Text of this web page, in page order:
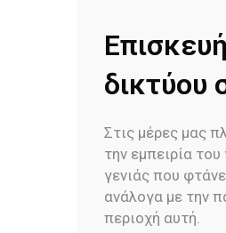
δικτύου
Στις μέρες μας
την εμπειρία
γενιάς που
ανάλογα με την
περιοχή αυτή.